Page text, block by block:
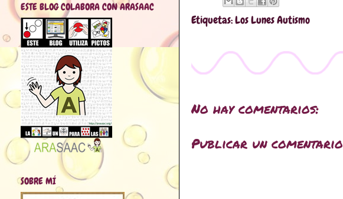
Etiquetas:Los Lunes Autismo
No hay comentarios:
Publicar un comentario
ESTE BLOG COLABORA CON ARASAAC
SOBRE MÍ